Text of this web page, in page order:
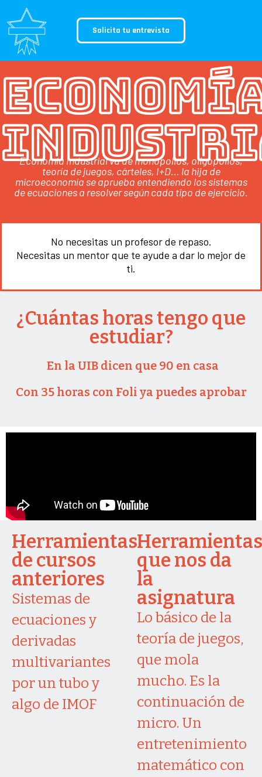
Solicita tu entrevista
Economía Industrial va de monopolios, oligopolios,
teoría de juegos, cárteles, I+D... la hija de
microeconomía se aprueba entendiendo los sistemas
de ecuaciones a resolver según cada tipo de ejercicio.
No necesitas un profesor de repaso.
Necesitas un mentor que te ayude a dar lo mejor de
ti.
¿Cuántas horas tengo que
estudiar?
En la UIB dicen que 90 en casa
Con 35 horas con Foli ya puedes aprobar
Herramientas
de cursos
anteriores
Sistemas de
ecuaciones y
derivadas
multivariantes
por un tubo y
algo de IMOF
Herramientas
que nos da
la
asignatura
Lo básico de la
teoría de juegos,
que mola
mucho. Es la
continuación de
micro. Un
entretenimiento
matemático con